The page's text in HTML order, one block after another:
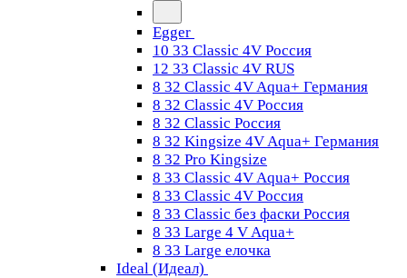
Egger
10 33 Classic 4V Россия
12 33 Classic 4V RUS
8 32 Classic 4V Aqua+ Германия
8 32 Classic 4V Россия
8 32 Classic Россия
8 32 Kingsize 4V Aqua+ Германия
8 32 Pro Kingsize
8 33 Classic 4V Aqua+ Россия
8 33 Classic 4V Россия
8 33 Classic без фаски Россия
8 33 Large 4 V Aqua+
8 33 Large елочка
Ideal (Идеал)